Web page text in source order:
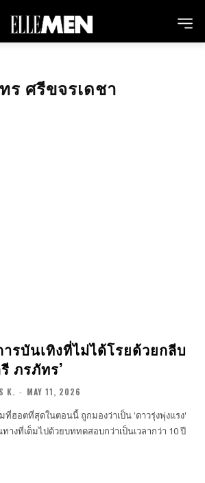
ร ศรีขจรเดชา
ารบันเทิงที่ไม่ได้โรยด้วยกลีบ
ภรภัทร’
K. - MAY 11, 2026
ฮอตที่สุดในตอนนี้ ถูกมองว่าเป็น 'ดาวรุ่งพุ่งแรง'
างที่เต็มไปด้วยบททดสอบกว่าเป็นเวลากว่า 10 ปี